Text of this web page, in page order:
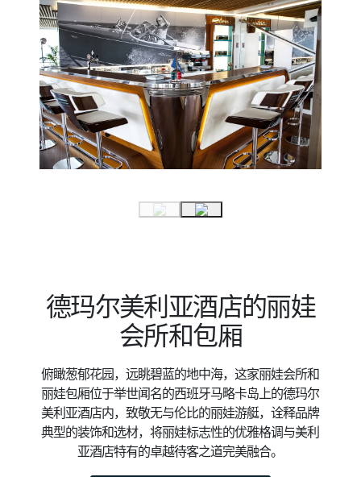
德玛尔美利亚酒店的丽娃
会所和包厢
俯瞰葱郁花园，远眺碧蓝的地中海，这家丽娃会所和
丽娃包厢位于举世闻名的西班牙马略卡岛上的德玛尔
美利亚酒店内，致敬无与伦比的丽娃游艇，诠释品牌
典型的装饰和选材，将丽娃标志性的优雅格调与美利
亚酒店特有的卓越待客之道完美融合。